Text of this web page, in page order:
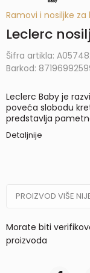
Ramovi i nosiljke za
Leclerc
Šifra artikla:
Barkod:
Leclerc Baby je
poveća slobodu
predstavlja
Detaljnije
PROIZVOD VIŠE
Morate biti
proizvoda